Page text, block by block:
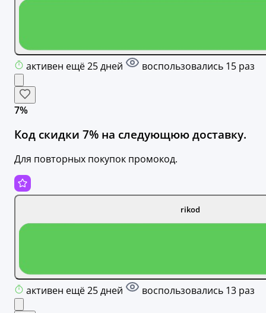
активен ещё 25 дней воспользовались 15 раз
7%
Код скидки 7% на следующюю доставку.
Для повторных покупок промокод.
rikod
активен ещё 25 дней воспользовались 13 раз